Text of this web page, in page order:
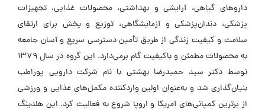
داروهای گیاهی، آرایشی و بهداشتی، محصولات غذایی، تجهیزات
پزشکی، دندان‌پزشکی و آزمایشگاهی، توزیع و پخش برای ارتقای
سلامت و کیفیت زندگی از طریق تأمین دسترسی سریع و آسان جامعه
به محصولات مطمئن و باکیفیت گام برمی‌دارد. این گروه در سال ۱۳۷۹
توسط دکتر سید حمیدرضا بهشتی با نام شرکت دارویی پوراطب
بنیان‌گذاری شد و به‌عنوان اولین واردکننده مکمل‌های غذایی و ورزشی
از برترین کمپانی‌های آمریکا و اروپا شروع به فعالیت کرد. این هلدینگ